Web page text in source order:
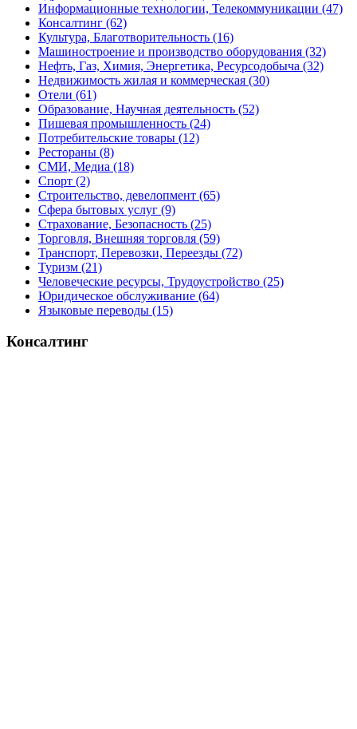
Информационные технологии, Телекоммуникации (47)
Консалтинг (62)
Культура, Благотворительность (16)
Машиностроение и производство оборудования (32)
Нефть, Газ, Химия, Энергетика, Ресурсодобыча (32)
Недвижимость жилая и коммерческая (30)
Отели (61)
Образование, Научная деятельность (52)
Пишевая промышленность (24)
Потребительские товары (12)
Рестораны (8)
СМИ, Медиа (18)
Спорт (2)
Строительство, девелопмент (65)
Сфера бытовых услуг (9)
Страхование, Безопасность (25)
Торговля, Внешняя торговля (59)
Транспорт, Перевозки, Переезды (72)
Туризм (21)
Человеческие ресурсы, Трудоустройство (25)
Юридическое обслуживание (64)
Языковые переводы (15)
Консалтинг